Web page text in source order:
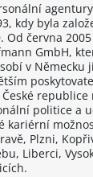
kdy byla
Od června
GmbH,
v Německu
politice a
kariérní
Plzni,
Liberci,